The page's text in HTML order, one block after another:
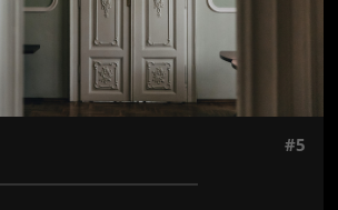
#5